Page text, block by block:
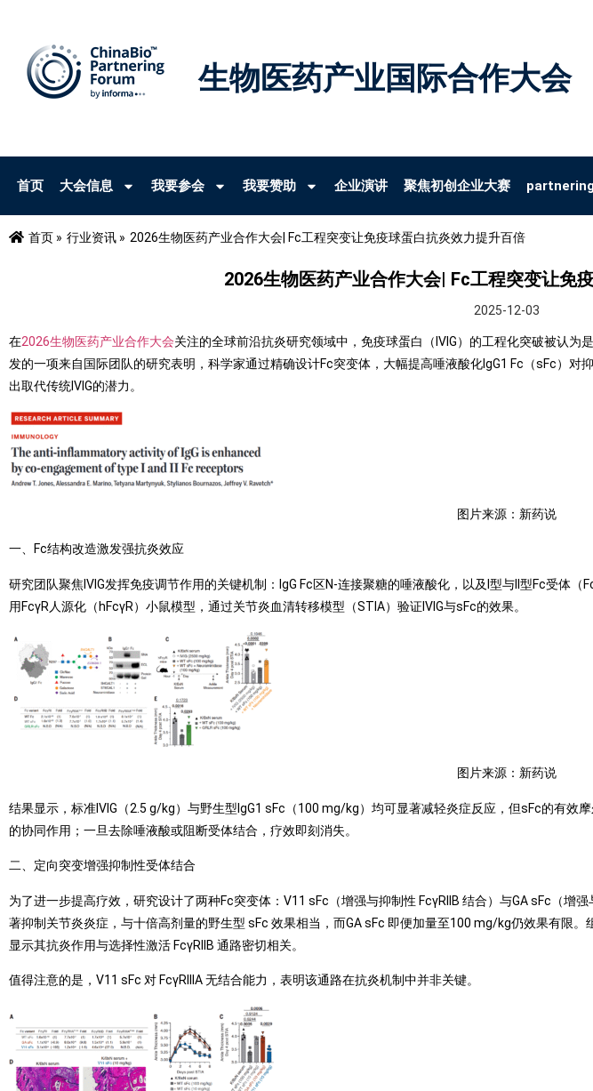
生物医药产业国际合作大会
首页 大会信息 我要参会 我要赞助 企业演讲 聚焦初创企业大赛
首页 » 行业资讯 » 2026生物医药产业合作大会| Fc工程突变让免疫球蛋白抗炎效力提升百倍
2026生物医药产业合作大会| Fc工程突变让免
2025-12-03
在2026生物医药产业合作大会关注的全球前沿抗炎研究领域中，免疫球蛋白（IVIG）的工程化突破被认
发的一项来自国际团队的研究表明，科学家通过精确设计Fc突变体，大幅提高唾液酸化IgG1 Fc（sFc）对
出取代传统IVIG的潜力。
图片来源：新药说
一、Fc结构改造激发强抗炎效应
研究团队聚焦IVIG发挥免疫调节作用的关键机制：IgG Fc区N-连接聚糖的唾液酸化，以及I型与II型Fc受体
用FcγR人源化（hFcγR）小鼠模型，通过关节炎血清转移模型（STIA）验证IVIG与sFc的效果。
图片来源：新药说
结果显示，标准IVIG（2.5 g/kg）与野生型IgG1 sFc（100 mg/kg）均可显著减轻炎症反应，但sFc的有效
的协同作用；一旦去除唾液酸或阻断受体结合，疗效即刻消失。
二、定向突变增强抑制性受体结合
为了进一步提高疗效，研究设计了两种Fc突变体：V11 sFc（增强与抑制性 FcγRIIB 结合）与GA sFc（增
著抑制关节炎炎症，与十倍高剂量的野生型 sFc 效果相当，而GA sFc 即便加量至100 mg/kg仍效果有限
显示其抗炎作用与选择性激活 FcγRIIB 通路密切相关。
值得注意的是，V11 sFc 对 FcγRIIIA 无结合能力，表明该通路在抗炎机制中并非关键。